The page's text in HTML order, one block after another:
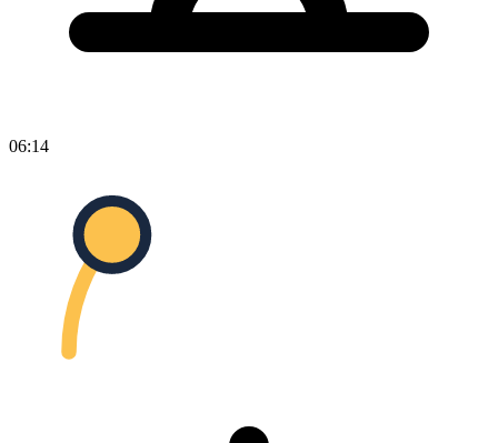
06:14